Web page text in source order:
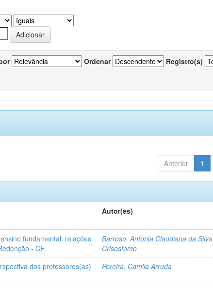
Ordenar Registro(s)
Anterior 1
Autor(es)
fundamental: relações
- CE
Barroso, Antonia Claudiana da Silva
Crisostomo
dos professores(as)
Pereira, Camila Arruda